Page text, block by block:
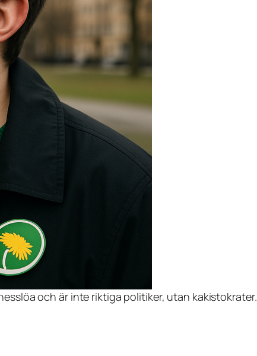
och är inte riktiga politiker, utan kakistokrater.